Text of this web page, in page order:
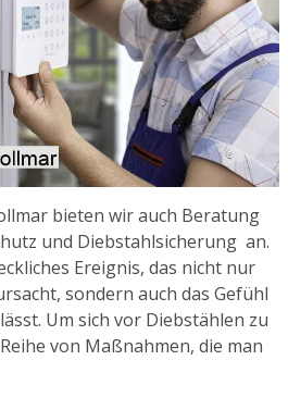
bieten wir auch Beratung
und Diebstahlsicherung an.
Ereignis, das nicht nur
sondern auch das Gefühl
Um sich vor Diebstählen zu
von Maßnahmen, die man